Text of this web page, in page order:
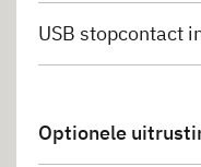
USB stopcontact
Optionele